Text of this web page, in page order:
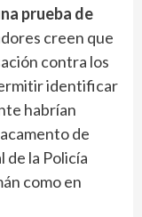
prueba de
creen que
contra los
identificar
habrían
de
de la Policía
como en